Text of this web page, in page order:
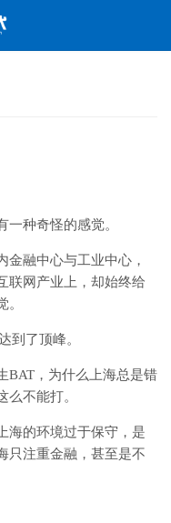
种奇怪的感觉。
金融中心与工业中心，
联网产业上，却始终给
。
到了顶峰。
BAT，为什么上海总是错
么不能打。
海的环境过于保守，是
只注重金融，甚至是不